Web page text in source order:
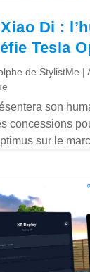
Di :
Tesla
de StylistMe |
son
concessions
sur le